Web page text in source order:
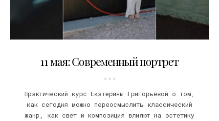
11 мая: Современный портрет
Практический курс Екатерины Григорьевой о том,
как сегодня можно переосмыслить классический
жанр, как свет и композиция влияют на эстетику